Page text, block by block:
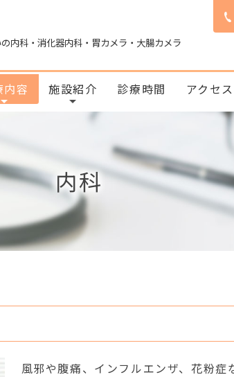
内科・消化器内科・胃カメラ・大腸カメラ
内容 施設紹介 診療時間 アクセス
内科
風邪や腹痛、インフルエンザ、花粉